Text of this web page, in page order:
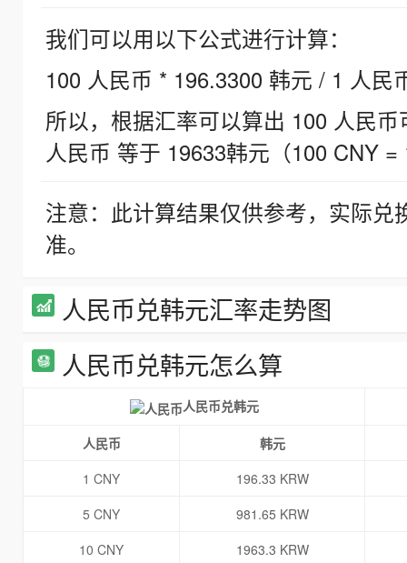
我们可以用以下公式进行计算：
100 人民币 * 196.3300 韩元 / 1 人民
所以，根据汇率可以算出 100 人民
人民币 等于 19633韩元（100 CNY =
注意：此计算结果仅供参考，实际
准。
人民币兑韩元汇率走势图
人民币兑韩元怎么算
人民币兑韩元
人民币
韩元
1 CNY
196.33 KRW
5 CNY
981.65 KRW
10 CNY
1963.3 KRW